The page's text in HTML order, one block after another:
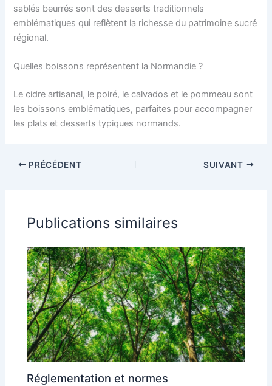
sablés beurrés sont des desserts traditionnels
emblématiques qui reflètent la richesse du patrimoine sucré
régional.
Quelles boissons représentent la Normandie ?
Le cidre artisanal, le poiré, le calvados et le pommeau sont
les boissons emblématiques, parfaites pour accompagner
les plats et desserts typiques normands.
PRÉCÉDENT SUIVANT
Publications similaires
Réglementation et normes